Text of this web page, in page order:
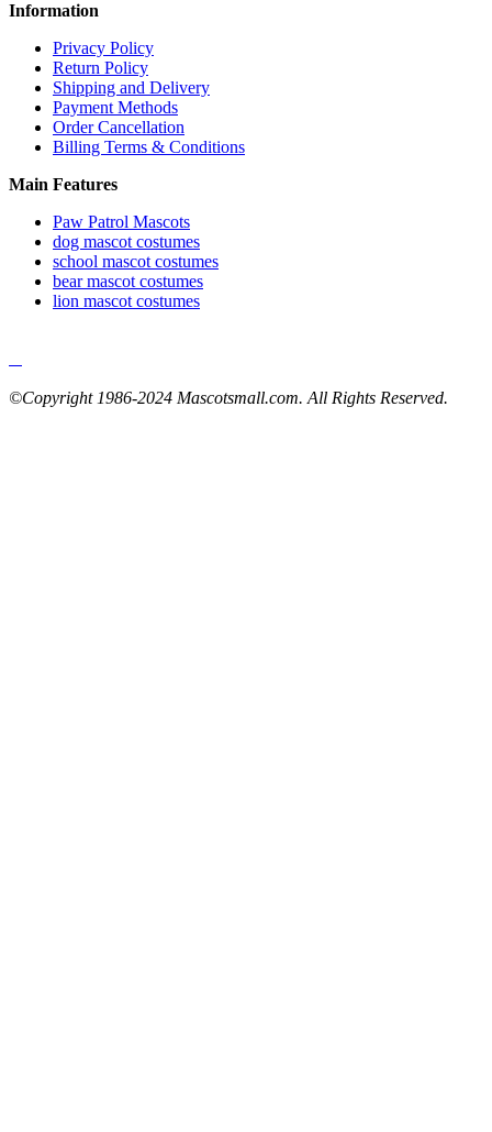
Information
Privacy Policy
Return Policy
Shipping and Delivery
Payment Methods
Order Cancellation
Billing Terms & Conditions
Main Features
Paw Patrol Mascots
dog mascot costumes
school mascot costumes
bear mascot costumes
lion mascot costumes
©Copyright 1986-2024 Mascotsmall.com. All Rights Reserved.